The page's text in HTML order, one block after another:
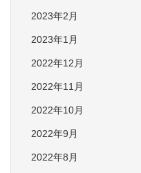
2023年2月
2023年1月
2022年12月
2022年11月
2022年10月
2022年9月
2022年8月